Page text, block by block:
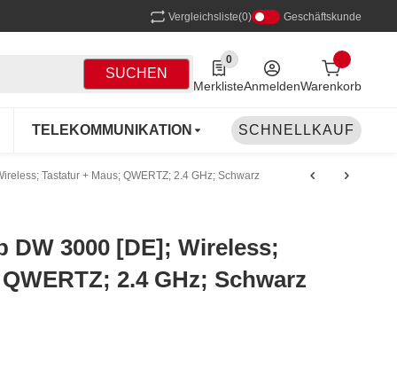
Vergleichsliste(0) Geschäftskunde
SUCHEN
0
0 Produkte in der Liste
MerklisteAnmeldenWarenkorb
TELEKOMMUNIKATION NETZWERK
SCHNELLKAUF
Tastatur + Maus; QWERTZ; 2.4 GHz; Schwarz
DW 3000 [DE]; Wireless;
2.4 GHz; Schwarz